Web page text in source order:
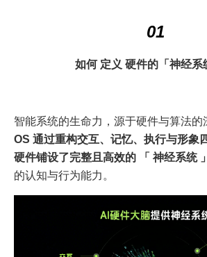
01
如何 定义 硬件的「神经系
智能系统的生命力，源于硬件与算法的
OS 通过重构交互、记忆、执行与形象
硬件铺设了完整且高效的 「 神经系统
的认知与行为能力。